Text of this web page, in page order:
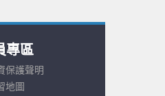
專區
保護聲明
地圖